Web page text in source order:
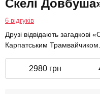
Скелі
6 відгуків
Друзі відвідають
Карпатським Трамвайчиком.
2980 грн